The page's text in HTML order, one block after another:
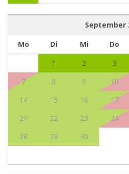
September
Mo
Di Mi Do
1
2 3
7
8 9 10
14
15 16 17
21
22 23 24
28
29 30